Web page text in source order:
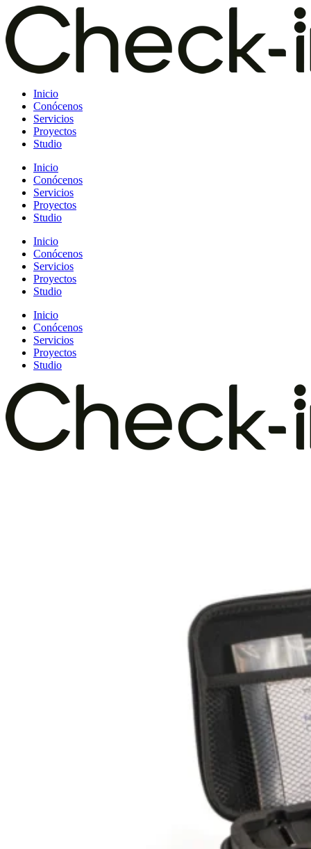
Saltar
al
contenido
Inicio
Conócenos
Servicios
Proyectos
Studio
Inicio
Conócenos
Servicios
Proyectos
Studio
Inicio
Conócenos
Servicios
Proyectos
Studio
Inicio
Conócenos
Servicios
Proyectos
Studio